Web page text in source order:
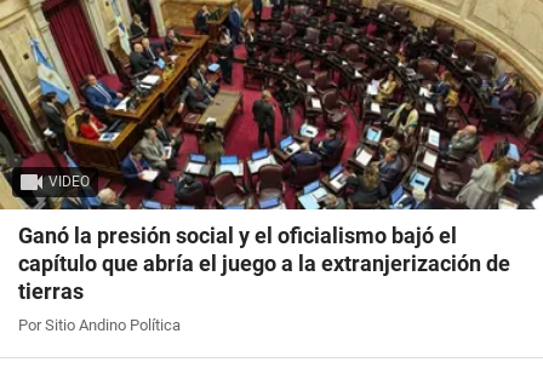
VIDEO
Ganó la presión social y el oficialismo bajó el
capítulo que abría el juego a la extranjerización de
tierras
Por Sitio Andino Política